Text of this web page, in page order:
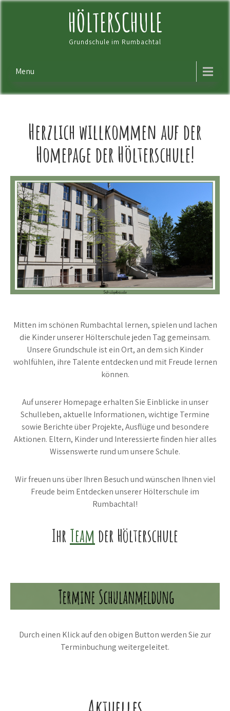
Skip
HÖLTERSCHULE
Grundschule im Rumbachtal
Menu
Herzlich willkommen auf der
Homepage der Hölterschule!
Mitten im schönen Rumbachtal lernen, spielen und lachen
die Kinder unserer Hölterschule jeden Tag gemeinsam.
Unsere Grundschule ist ein Ort, an dem sich Kinder
wohlfühlen, ihre Talente entdecken und mit Freude lernen
können.
Auf unserer Homepage erhalten Sie Einblicke in unser
Schulleben, aktuelle Informationen, wichtige Termine
sowie Berichte über Projekte, Ausflüge und besondere
Aktionen. Eltern, Kinder und Interessierte finden hier alles
Wissenswerte rund um unsere Schule.
Wir freuen uns über Ihren Besuch und wünschen Ihnen viel
Freude beim Entdecken unserer Hölterschule im
Rumbachtal!
Ihr Team der Hölterschule
Durch einen Klick auf den obigen Button werden Sie zur
Terminbuchung weitergeleitet.